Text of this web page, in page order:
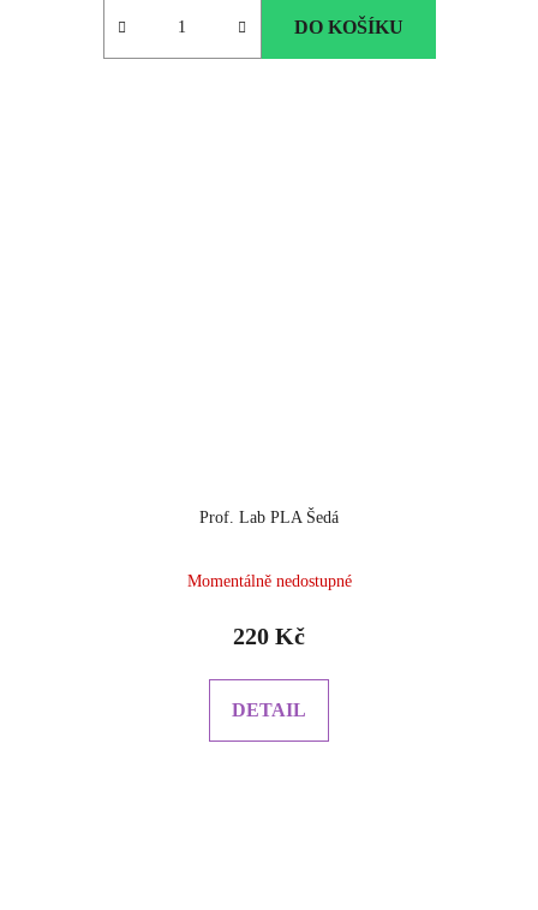
DO KOŠÍKU
Prof. Lab PLA Šedá
Momentálně nedostupné
220 Kč
DETAIL